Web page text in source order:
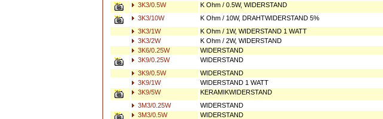
3K3/0.5W
K Ohm / 0.5W, WIDERSTAND
3K3/10W
K Ohm / 10W, DRAHTWIDERSTAND 5%
3K3/1W
K Ohm / 1W, WIDERSTAND 1 WATT
3K3/2W
K Ohm / 2W, WIDERSTAND
3K6/0.25W
WIDERSTAND
3K9/0.25W
WIDERSTAND
3K9/0.5W
WIDERSTAND
3K9/1W
WIDERSTAND 1 WATT
3K9/5W
KERAMIKWIDERSTAND
3M3/0.25W
WIDERSTAND
3M3/0.5W
WIDERSTAND